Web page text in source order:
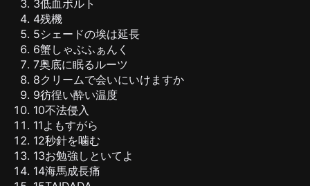
3低血ボルト
4残機
5シェードの埃は延長
6蟹しゃぶふぁんく
7奥底に眠るルーツ
8クリームで会いにいけますか
9彷徨い酔い温度
10不法侵入
11よもすがら
12秒針を噛む
13お勉強しといてよ
14海馬成長痛